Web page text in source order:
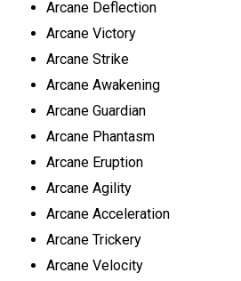
Arcane Deflection
Arcane Victory
Arcane Strike
Arcane Awakening
Arcane Guardian
Arcane Phantasm
Arcane Eruption
Arcane Agility
Arcane Acceleration
Arcane Trickery
Arcane Velocity